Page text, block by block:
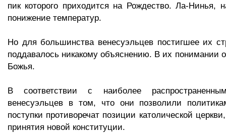
пик которого приходится на Рождество. Ла-Нинья,
понижение температур.
Но для большинства венесуэльцев постигшее их
поддавалось никакому объяснению. В их понимании
Божья.
В соответствии с наиболее
венесуэльцев в том, что они позволили
поступки противоречат позиции католической
принятия новой конституции.